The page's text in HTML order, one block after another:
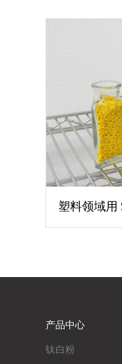
塑料领域用
产品中心
钛白粉